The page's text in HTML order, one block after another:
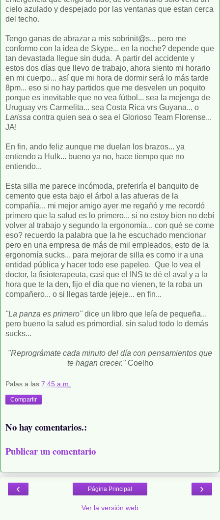
cielo azulado y despejado por las ventanas que estan cerca
del techo.
Tengo ganas de abrazar a mis sobrinit@s... pero me
conformo con la idea de Skype... en la noche? depende que
tan devastada llegue sin duda. A partir del accidente y
estos dos días que llevo de trabajo, ahora siento mi horario
en mi cuerpo... así que mi hora de dormir será lo más tarde
8pm... eso si no hay partidos que me desvelen un poquito
porque es inevitable que no vea fútbol... sea la mejenga de
Uruguay vrs Carmelita... sea Costa Rica vrs Guyana... o
Larissa contra quien sea o sea el Glorioso Team Florense...
JA!
En fin, ando feliz aunque me duelan los brazos... ya
entiendo a Hulk... bueno ya no, hace tiempo que no
entiendo...
Esta silla me parece incómoda, preferiría el banquito de
cemento que esta bajo el árbol a las afueras de la
compañía... mi mejor amigo ayer me regañó y me recordó
primero que la salud es lo primero... si no estoy bien no debí
volver al trabajo y segundo la ergonomía... con qué se come
eso? recuerdo la palabra que la he escuchado mencionar
pero en una empresa de más de mil empleados, esto de la
ergonomía sucks... para mejorar de silla es como ir a una
entidad pública y hacer todo ese papeleo. Que lo vea el
doctor, la fisioterapeuta, casi que el INS te dé el aval y a la
hora que te la den, fijo el día que no vienen, te la roba un
compañero... o si llegas tarde jejeje... en fin...
"La panza es primero" dice un libro que leía de pequeña...
pero bueno la salud es primordial, sin salud todo lo demás
sucks...
"Reprográmate cada minuto del día con pensamientos que
te hagan crecer."Coelho
Palas a las 7:45 a.m.
Compartir
No hay comentarios.:
Publicar un comentario
‹ ›
Página Principal
Ver la versión web